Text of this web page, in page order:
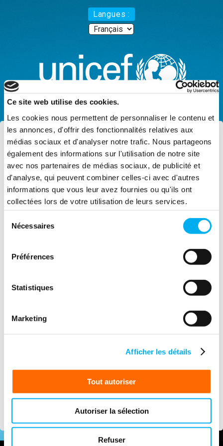
Ce site web utilise des cookies.
Les cookies nous permettent de personnaliser le contenu et
les annonces, d'offrir des fonctionnalités relatives aux
médias sociaux et d'analyser notre trafic. Nous partageons
également des informations sur l'utilisation de notre site
avec nos partenaires de médias sociaux, de publicité et
d'analyse, qui peuvent combiner celles-ci avec d'autres
informations que vous leur avez fournies ou qu'ils ont
collectées lors de votre utilisation de leurs services.
Nécessaires
Préférences
Statistiques
Marketing
Afficher les détails
Tout autoriser
Autoriser la sélection
Refuser
Langues :
Crédits
DROITS D'AUTEURS
En application du Code français de la
Propriété Intellectuelle et, plus
généralement, des traités et accords
internationaux comportant des dispositions
relatives à la protection des droits d'auteurs,
usage autre que privé mais aussi de vendre,
distribuer, émettre, diffuser, adapter, modifier,
partiellement, sous quelque forme que ce
écrite préalable de la part de UNICEF
Ce site a été réalisé par i-Raiser.
logiciels Open Source (Linux, Lighttpd,
MySQL, PHP, Jelix).